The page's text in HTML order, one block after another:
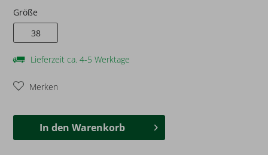
Größe
38
Lieferzeit ca. 4-5 Werktage
Merken
In den Warenkorb